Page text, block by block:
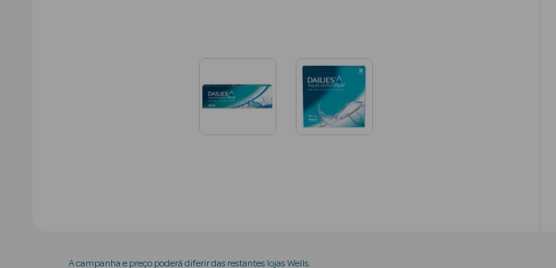
A campanha e preço poderá diferir das restantes lojas Wells.